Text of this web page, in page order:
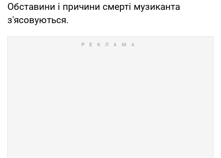
Обставини і причини смерті музиканта
з'ясовуються.